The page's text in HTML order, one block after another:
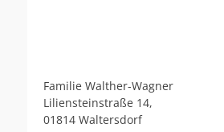
Familie Walther-Wagner
Liliensteinstraße 14,
01814 Waltersdorf